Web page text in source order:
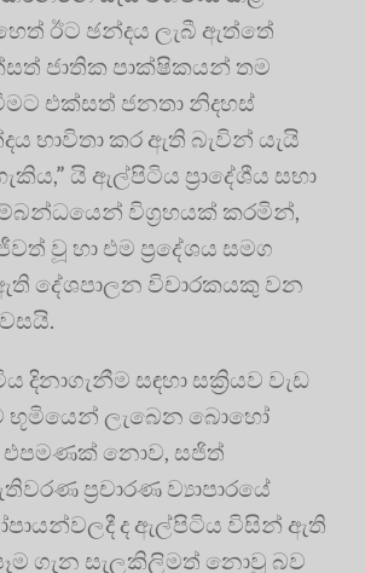
ඊට ඡන්දය ලැබී ඇත්තේ
ජාතික පාක්ෂිකයන් තම
එක්සත් ජනතා නිදහස්
භාවිතා කර ඇති බැවින් යැයි
යි ඇල්පිටිය ප්‍රාදේශීය සභා
විග්‍රහයක් කරමින්,
වූ හා එම ප්‍රදේශය සමග
දේශපාලන විචාරකයකු වන
දිනාගැනීම සඳහා සක්‍රියව වැඩ
භූමියෙන් ලැබෙන බොහෝ
එපමණක් නොව, සජිත්
ප්‍රචාරණ ව්‍යාපාරයේ
ද ඇල්පිටිය විසින් ඇති
ගැන සැලකිලිමත් නොවූ බව